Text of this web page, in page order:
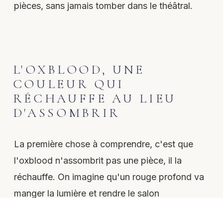
pièces, sans jamais tomber dans le théâtral.
L'OXBLOOD, UNE
COULEUR QUI
RÉCHAUFFE AU LIEU
D'ASSOMBRIR
La première chose à comprendre, c'est que
l'oxblood n'assombrit pas une pièce, il la
réchauffe. On imagine qu'un rouge profond va
manger la lumière et rendre le salon